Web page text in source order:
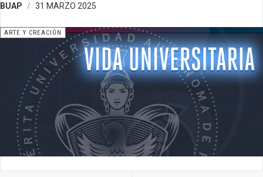
BUAP 31 MARZO 2025
ARTE Y CREACIÓN